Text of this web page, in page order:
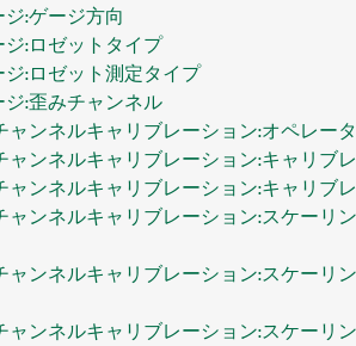
:ゲージ方向
:ロゼットタイプ
:ロゼット測定タイプ
:歪みチャンネル
ンネルキャリブレーション:オペレー
ャンネルキャリブレーション:キャリブ
ャンネルキャリブレーション:キャリブ
ンネルキャリブレーション:スケーリ
ャンネルキャリブレーション:スケーリ
ャンネルキャリブレーション:スケーリ